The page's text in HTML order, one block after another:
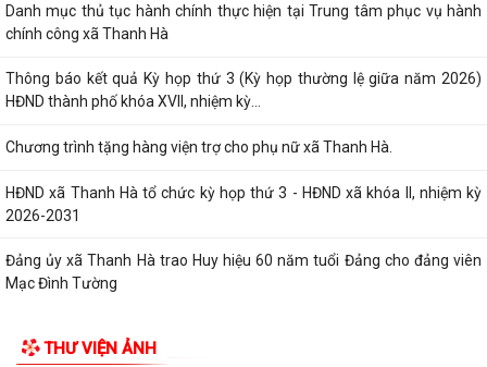
Danh mục thủ tục hành chính thực hiện tại Trung tâm phục vụ hành
chính công xã Thanh Hà
Thông báo kết quả Kỳ họp thứ 3 (Kỳ họp thường lệ giữa năm 2026)
HĐND thành phố khóa XVII, nhiệm kỳ...
Chương trình tặng hàng viện trợ cho phụ nữ xã Thanh Hà.
HĐND xã Thanh Hà tổ chức kỳ họp thứ 3 - HĐND xã khóa II, nhiệm kỳ
2026-2031
Đảng ủy xã Thanh Hà trao Huy hiệu 60 năm tuổi Đảng cho đảng viên
Mạc Đình Tường
bộ Hội cơ sở
THƯ VIỆN ẢNH